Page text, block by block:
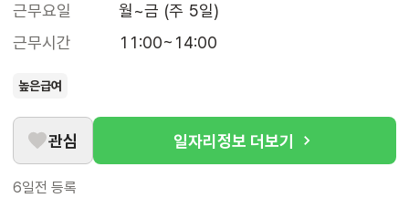
근무요일
월~금 (주 5일)
근무시간
11:00~14:00
높은급여
관심 일자리정보 더보기
6일전 등록